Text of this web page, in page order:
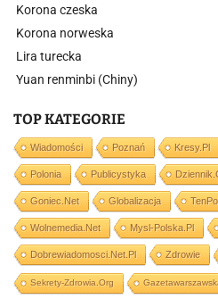
Korona czeska
Korona norweska
Lira turecka
Yuan renminbi (Chiny)
TOP KATEGORIE
Wiadomości Poznań Kresy.pl
Polonia Publicystyka
Goniec.net Globalizacja
Wolnemedia.net Mysl-Polska.pl
Dobrewiadomosci.net.pl Zdrowie
Sekrety-Zdrowia.org